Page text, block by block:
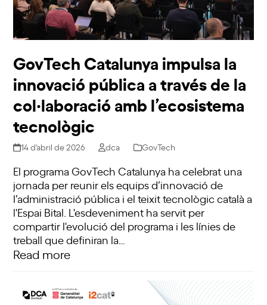
GovTech Catalunya impulsa la
innovació pública a través de la
col·laboració amb l’ecosistema
tecnològic
14 d'abril de 2026 dca GovTech
El programa GovTech Catalunya ha celebrat una
jornada per reunir els equips d’innovació de
l’administració pública i el teixit tecnològic català a
l'Espai Bital. L'esdeveniment ha servit per
compartir l'evolució del programa i les línies de
treball que definiran la…
Read more